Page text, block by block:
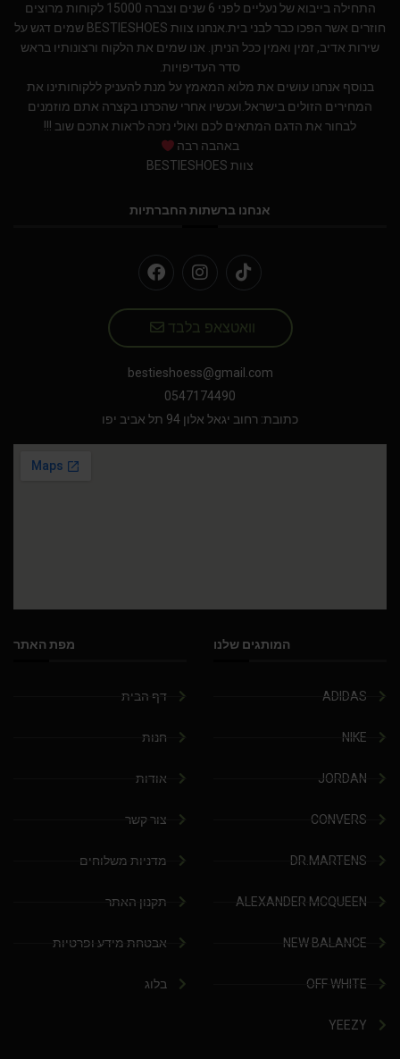
התחילה בייבוא של נעליים לפני 6 שנים וצברה 15000 לקוחות מרוצים
חוזרים אשר הפכו כבר לבני בית.אנחנו צוות BESTIESHOES שמים דגש על
שירות אדיב, זמין ואמין ככל הניתן. אנו שמים את הלקוח ורצונותיו בראש
סדר העדיפויות.
בנוסף אנחנו עושים את מלוא המאמץ על מנת להעניק ללקוחותינו את
המחירים הזולים בישראל.ועכשיו אחרי שהכרנו בקצרה אתם מוזמנים
לבחור את הדגם המתאים לכם ואולי נזכה לראות אתכם שוב !!!
באהבה רבה
צוות BESTIESHOES
אנחנו ברשתות החברתיות
וואטצאפ בלבד
bestieshoess@gmail.com
0547174490
כתובת: רחוב יגאל אלון 94 תל אביב יפו
המותגים שלנו
ADIDAS
NIKE
JORDAN
CONVERS
DR.MARTENS
ALEXANDER MCQUEEN
NEW BALANCE
OFF WHITE
YEEZY
מפת האתר
דף הבית
חנות
אודות
צור קשר
מדניות משלוחים
תקנון האתר
אבטחת מידע ופרטיות
בלוג